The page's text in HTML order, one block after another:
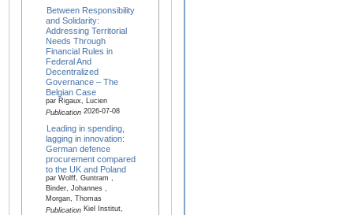
Between Responsibility
and Solidarity:
Addressing Territorial
Needs Through
Financial Rules in
Federal And
Decentralized
Governance – The
Belgian Case
par Rigaux, Lucien
Publication2026-07-08
Leading in spending,
lagging in innovation:
German defence
procurement compared
to the UK and Poland
par Wolff, Guntram ,
Binder, Johannes ,
Morgan, Thomas
PublicationKiel Institut,